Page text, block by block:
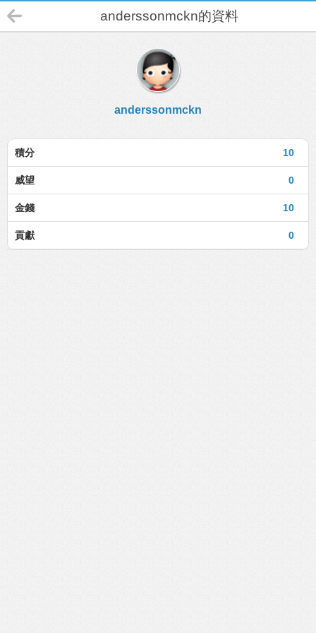
anderssonmckn的資料
anderssonmckn
10
積分
0
威望
10
金錢
0
貢獻